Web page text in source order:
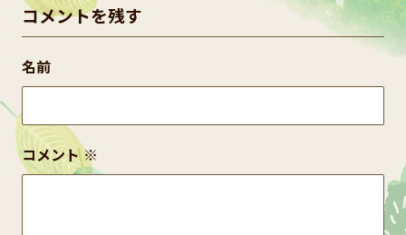
コメントを残す
コメント※
名前